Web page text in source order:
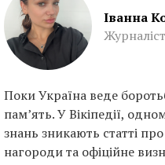
Іванна
Поки Україна веде
памʼять. У Вікіпедії,
знань зникають статті
нагороди та офіційне